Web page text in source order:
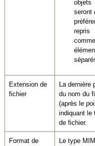
objets
seront
repris
Extension de
fichier
La dernière
du nom du
(après le
indiquant le
de fichier.
Format de
Le type